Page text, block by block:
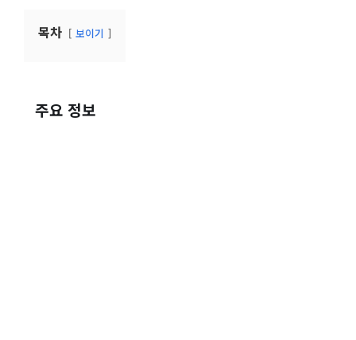
목차 보이기
주요 정보